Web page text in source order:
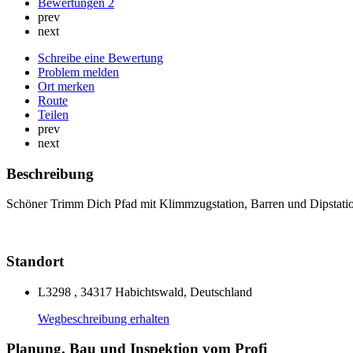
prev
next
Schreibe eine Bewertung
Problem melden
Ort merken
Route
Teilen
prev
next
Beschreibung
Schöner Trimm Dich Pfad mit Klimmzugstation, Barren und
Standort
L3298 , 34317 Habichtswald, Deutschland
Wegbeschreibung erhalten
Planung, Bau und Inspektion vom Profi